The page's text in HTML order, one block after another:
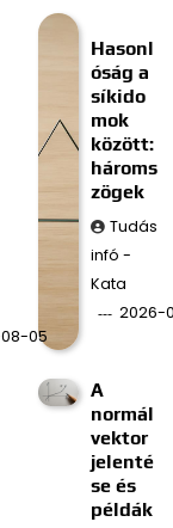
05
Hasonl
óság a
síkido
mok
között:
hároms
zögek
Tudás
infó -
Kata
2026-
A
normál
vektor
jelenté
se és
példák